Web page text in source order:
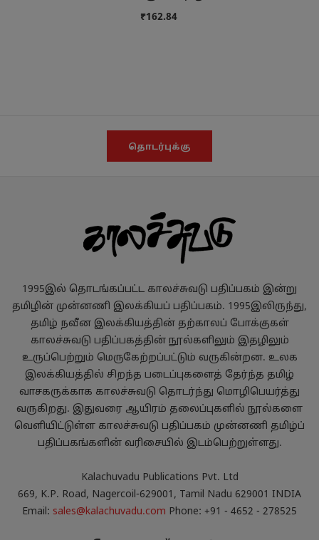
₹162.84
தொடர்புக்கு
1995இல் தொடங்கப்பட்ட காலச்சுவடு பதிப்பகம் இன்று
தமிழின் முன்னணி இலக்கியப் பதிப்பகம். 1995இலிருந்து,
தமிழ் நவீன இலக்கியத்தின் தற்காலப் போக்குகள்
காலச்சுவடு பதிப்பகத்தின் நூல்களிலும் இதழிலும்
உருப்பெற்றும் மெருகேற்றப்பட்டும் வருகின்றன. உலக
இலக்கியத்தில் சிறந்த படைப்புகளைத் தேர்ந்த தமிழ்
வாசகருக்காக காலச்சுவடு தொடர்ந்து மொழிபெயர்த்து
வருகிறது. இதுவரை ஆயிரம் தலைப்புகளில் நூல்களை
வெளியிட்டுள்ள காலச்சுவடு பதிப்பகம் முன்னணி தமிழ்ப்
பதிப்பகங்களின் வரிசையில் இடம்பெற்றுள்ளது.
Kalachuvadu Publications Pvt. Ltd
669, K.P. Road, Nagercoil-629001, Tamil Nadu 629001 INDIA
Email: sales@kalachuvadu.com Phone: +91 - 4652 - 278525